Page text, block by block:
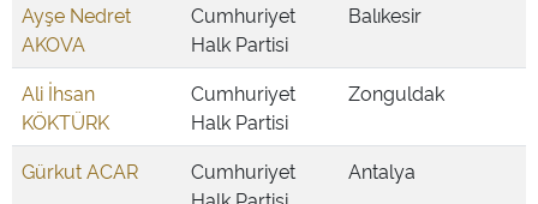
Ayşe Nedret
AKOVA
Cumhuriyet
Halk Partisi
Balıkesir
Ali İhsan
KÖKTÜRK
Cumhuriyet
Halk Partisi
Zonguldak
Gürkut ACAR
Cumhuriyet
Antalya